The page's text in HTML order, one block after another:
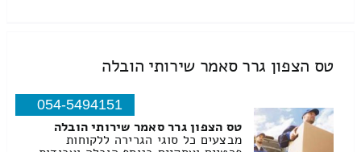
טס הצפון גרר סאמר שירותי הובלה
054-5494151
טס הצפון גרר סאמר שירותי הובלה
מבצעים כל סוגי הגרירה ללקוחות